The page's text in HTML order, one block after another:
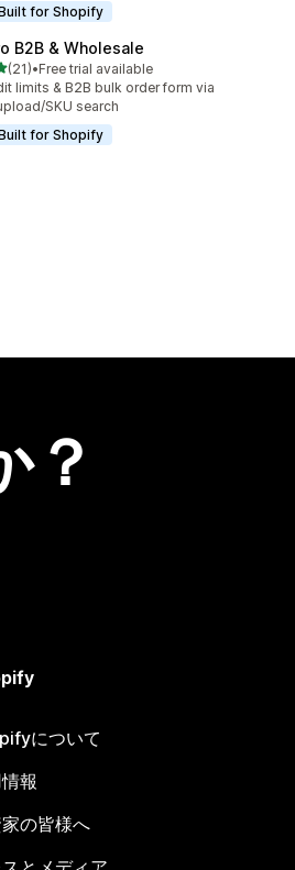
for Shopify
B2B & Wholesale
星中
(21)
ビュー数：21件
•Free trial available
limits & B2B bulk order form via
SKU search
for Shopify
？
について
報
の皆様へ